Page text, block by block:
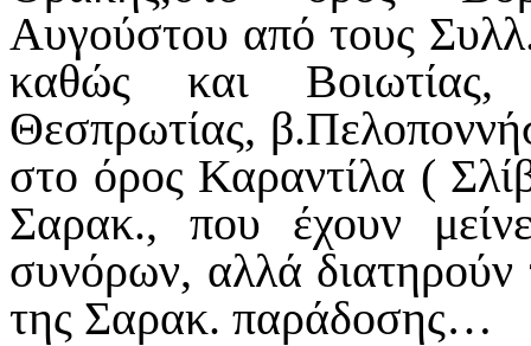
Αυγούστου από τους
καθώς και Βοιωτίας,
Θεσπρωτίας,
στο όρος Καραντίλα (
Σαρακ., που έχουν
συνόρων, αλλά
της Σαρακ. παράδοσης…